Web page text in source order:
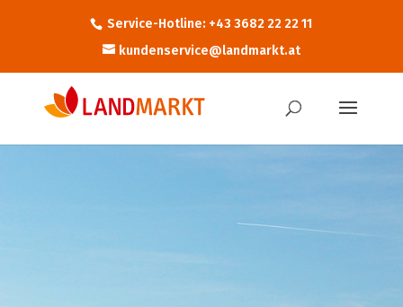
Service-Hotline: +43 3682 22 22 11
kundenservice@landmarkt.at